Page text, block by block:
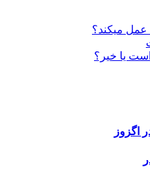
میکند؟
یا خیر؟
اگزوز